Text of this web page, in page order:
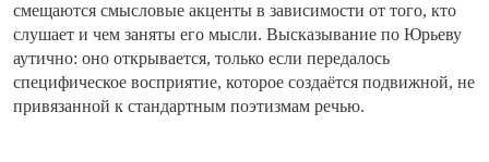
смещаются смысловые акценты в зависимости от того, кто
слушает и чем заняты его мысли. Высказывание по Юрьеву
аутично: оно открывается, только если передалось
специфическое восприятие, которое создаётся подвижной, не
привязанной к стандартным поэтизмам речью.